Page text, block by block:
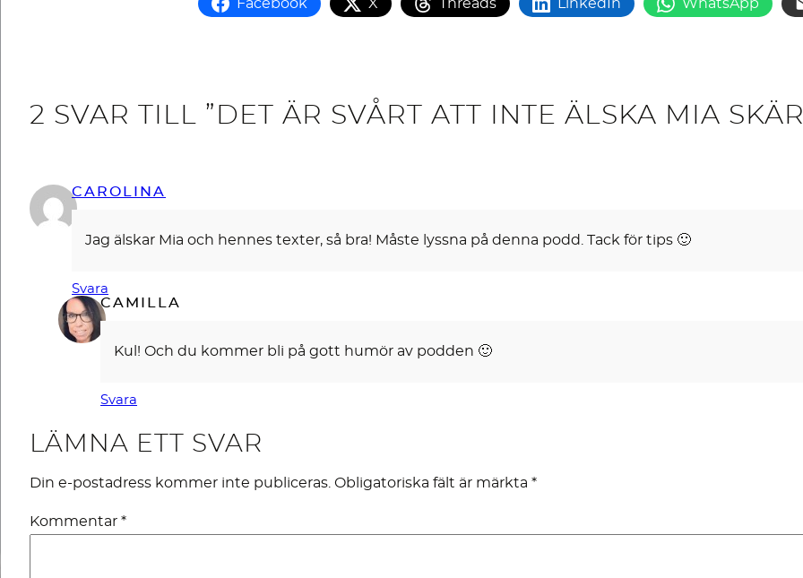
Facebook X Threads LinkedIn WhatsApp
2 SVAR TILL ”DET ÄR SVÅRT ATT INTE ÄLSKA MIA
CAROLINA
Jag älskar Mia och hennes texter, så bra! Måste lyssna på denna podd. Tack för tips 🙂
Svara
CAMILLA
Kul! Och du kommer bli på gott humör av podden 🙂
Svara
LÄMNA ETT SVAR
Din e-postadress kommer inte publiceras. Obligatoriska fält är märkta *
Kommentar *